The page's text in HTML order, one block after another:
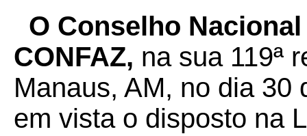
O Conselho
CONFAZ, na sua 119ª
Manaus, AM, no dia 30
em vista o disposto na